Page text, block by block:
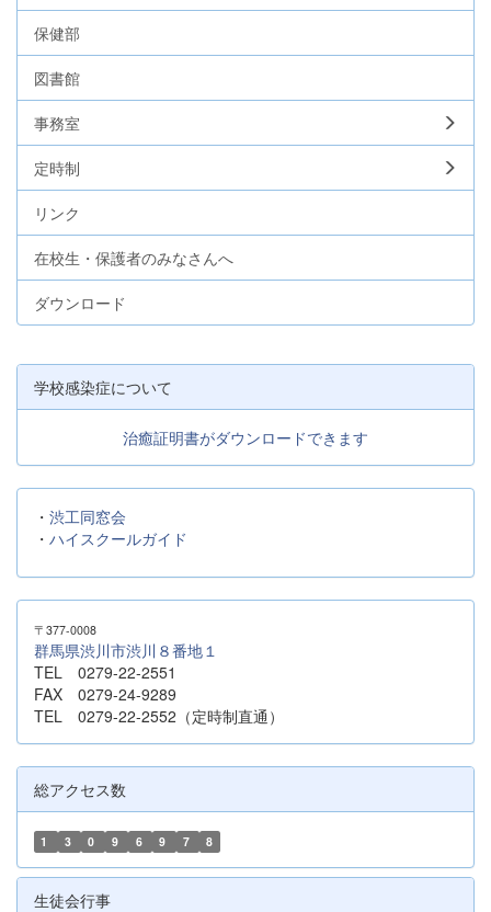
保健部
図書館
事務室
定時制
リンク
在校生・保護者のみなさんへ
ダウンロード
学校感染症について
治癒証明書がダウンロードできます
・ 渋工同窓会
・ ハイスクールガイド
〒377-0008
群馬県渋川市渋川８番地１
TEL 0279-22-2551
FAX 0279-24-9289
TEL 0279-22-2552（定時制直通）
総アクセス数
1 3 0 9 6 9 7 8
生徒会行事